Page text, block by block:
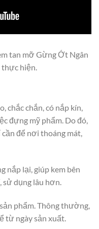
tan mỡ Gừng Ớt Ngân
thực hiện.
chắc chắn, có nắp kín,
đựng mỹ phẩm. Do đó,
cần để nơi thoáng mát,
nắp lại, giúp kem bên
sử dụng lâu hơn.
phẩm. Thông thường,
từ ngày sản xuất.